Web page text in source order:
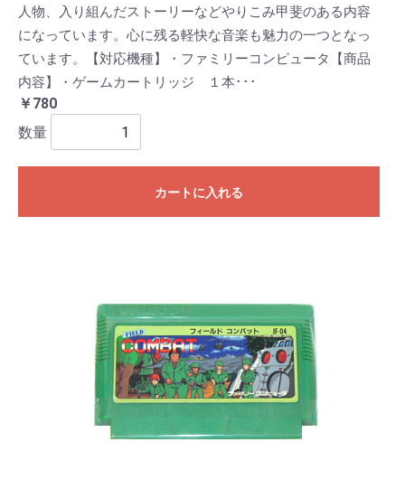
人物、入り組んだストーリーなどやりこみ甲斐のある内容
になっています。心に残る軽快な音楽も魅力の一つとなっ
ています。【対応機種】・ファミリーコンピュータ【商品
内容】・ゲームカートリッジ １本･･･
￥780
数量
カートに入れる